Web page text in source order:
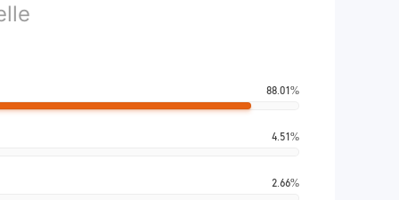
88.01%
4.51%
2.66%